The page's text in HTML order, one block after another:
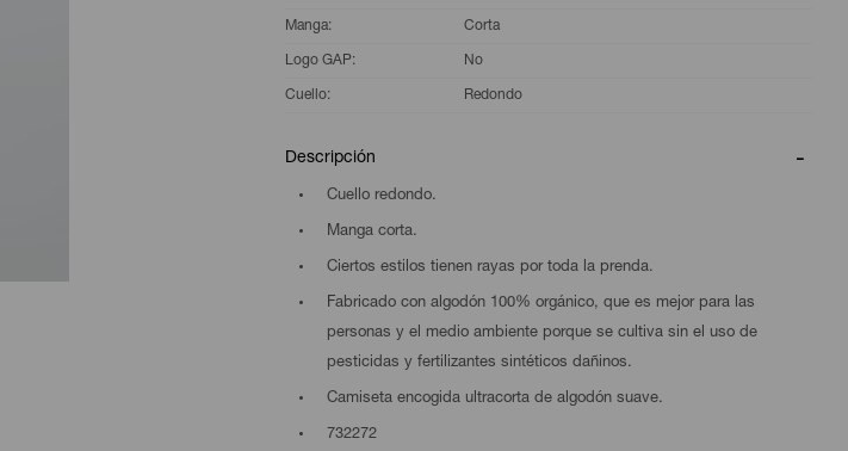
Manga Corta
Logo GAP No
Cuello Redondo
Descripción
Cuello redondo.
Manga corta.
Ciertos estilos tienen rayas por toda la prenda.
Fabricado con algodón 100% orgánico, que es mejor para las
personas y el medio ambiente porque se cultiva sin el uso de
pesticidas y fertilizantes sintéticos dañinos.
Camiseta encogida ultracorta de algodón suave.
732272